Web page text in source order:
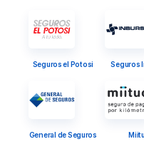
Seguros el Potosi Seguros
General de Seguros